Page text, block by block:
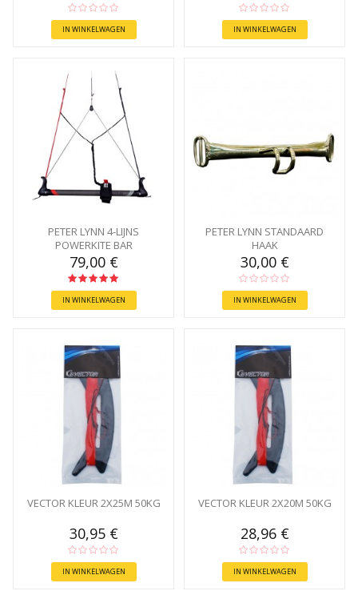
IN WINKELWAGEN IN WINKELWAGEN
PETER LYNN 4-LIJNS
POWERKITE BAR
79,00 €
IN WINKELWAGEN
PETER LYNN STANDAARD
HAAK
30,00 €
IN WINKELWAGEN
VECTOR KLEUR 2X25M 50KG
30,95 €
IN WINKELWAGEN
VECTOR KLEUR 2X20M 50KG
28,96 €
IN WINKELWAGEN